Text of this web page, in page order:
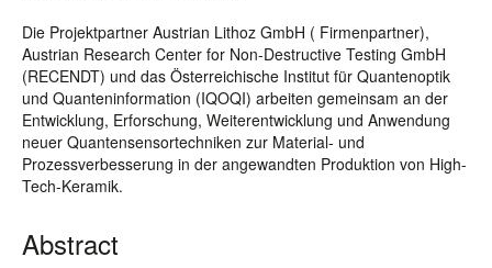
Die Projektpartner Austrian Lithoz GmbH ( Firmenpartner),
Austrian Research Center for Non-Destructive Testing GmbH
(RECENDT) und das Österreichische Institut für Quantenoptik
und Quanteninformation (IQOQI) arbeiten gemeinsam an der
Entwicklung, Erforschung, Weiterentwicklung und Anwendung
neuer Quantensensortechniken zur Material- und
Prozessverbesserung in der angewandten Produktion von High-
Tech-Keramik.
Abstract